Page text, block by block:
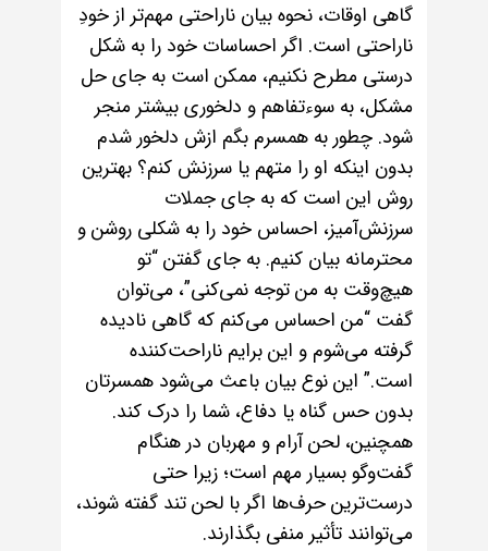
گاهی اوقات، نحوه بیان ناراحتی مهم‌تر از خودِ
ناراحتی است. اگر احساسات خود را به شکل
درستی مطرح نکنیم، ممکن است به جای حل
مشکل، به سوءتفاهم و دلخوری بیشتر منجر
شود. چطور به همسرم بگم ازش دلخور شدم
بدون اینکه او را متهم یا سرزنش کنم؟ بهترین
روش این است که به جای جملات
سرزنش‌آمیز، احساس خود را به شکلی روشن و
محترمانه بیان کنیم. به جای گفتن “تو
هیچ‌وقت به من توجه نمی‌کنی”، می‌توان
گفت “من احساس می‌کنم که گاهی نادیده
گرفته می‌شوم و این برایم ناراحت‌کننده
است.” این نوع بیان باعث می‌شود همسرتان
بدون حس گناه یا دفاع، شما را درک کند.
همچنین، لحن آرام و مهربان در هنگام
گفت‌وگو بسیار مهم است؛ زیرا حتی
درست‌ترین حرف‌ها اگر با لحن تند گفته شوند،
می‌توانند تأثیر منفی بگذارند.